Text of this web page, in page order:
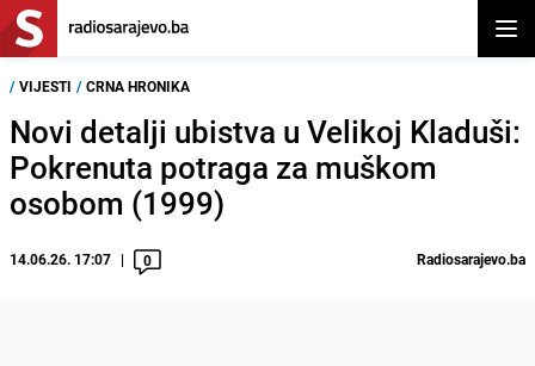
/ VIJESTI / CRNA HRONIKA
Novi detalji ubistva u Velikoj Kladuši:
Pokrenuta potraga za muškom
osobom (1999)
14.06.26. 17:07 0 Radiosarajevo.ba